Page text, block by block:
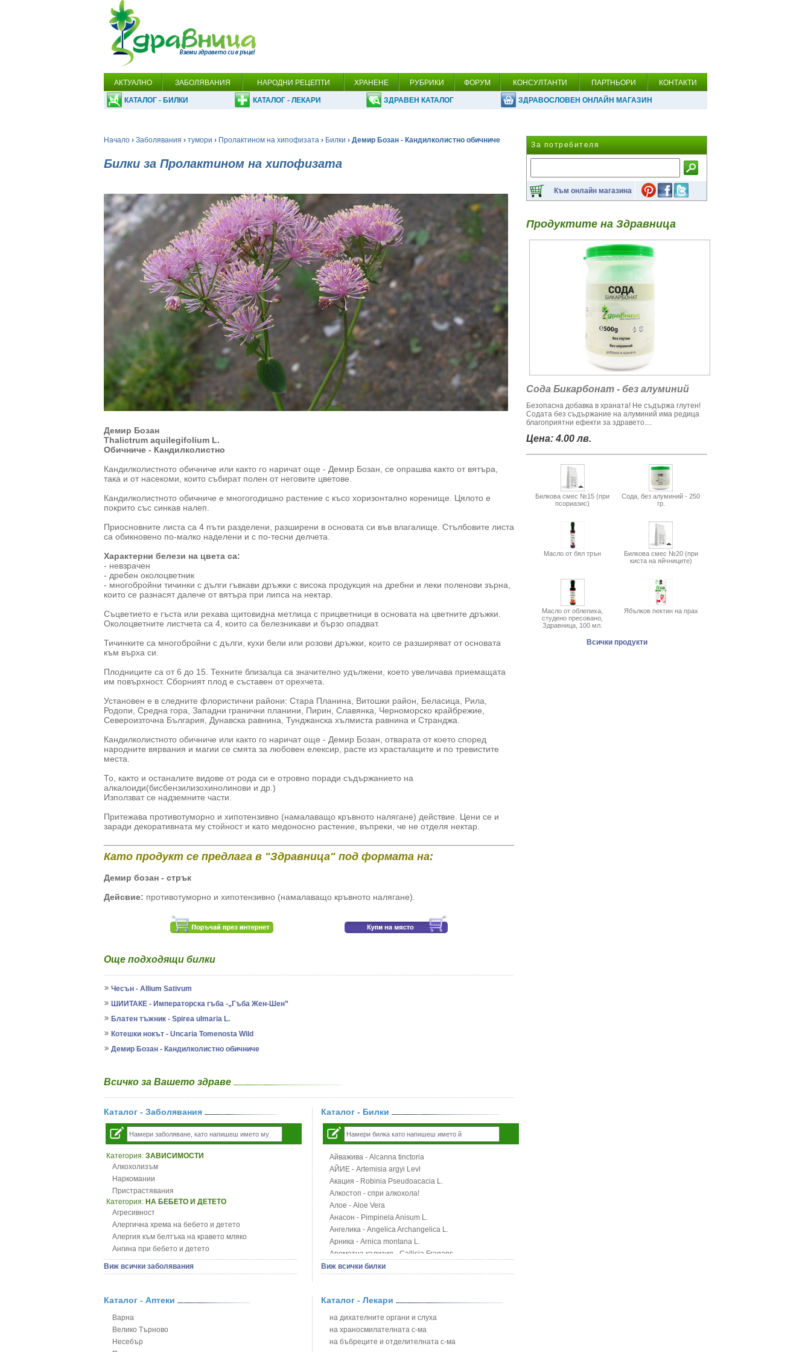
АКТУАЛНО ЗАБОЛЯВАНИЯ НАРОДНИ РЕЦЕПТИ ХРАНЕНЕ РУБРИКИ ФОРУМ КОНСУЛТАНТИ ПАРТНЬОРИ КОНТАКТИ
КАТАЛОГ - БИЛКИ КАТАЛОГ - ЛЕКАРИ ЗДРАВЕН КАТАЛОГ ЗДРАВОСЛОВЕН ОНЛАЙН МАГАЗИН
Начало › Заболявания › тумори › Пролактином на хипофизата › Билки › Демир Бозан - Кандилколистно обичниче
Билки за Пролактином на хипофизата
Демир Бозан
Thalictrum aquilegifolium L.
Обичниче - Кандилколистно
Кандилколистното обичниче или както го наричат още - Демир Бозан, се опрашва както от вятъра,
така и от насекоми, които събират полен от неговите цветове.
Кандилколистното обичниче е многогодишно растение с късо хоризонтално коренище. Цялото е
покрито със синкав налеп.
Приосновните листа са 4 пъти разделени, разширени в основата си във влагалище. Стълбовите листа
са обикновено по-малко наделени и с по-тесни делчета.
Характерни белези на цвета са:
- невзрачен
- дребен околоцветник
- многобройни тичинки с дълги гъвкави дръжки с висока продукция на дребни и леки поленови зърна,
които се разнасят далече от вятъра при липса на нектар.
Съцветието е гъста или рехава щитовидна метлица с прицветници в основата на цветните дръжки.
Околоцветните листчета са 4, които са белезникави и бързо опадват.
Тичинките са многобройни с дълги, кухи бели или розови дръжки, които се разширяват от основата
към върха си.
Плодниците са от 6 до 15. Техните близалца са значително удължени, което увеличава приемащата
им повърхност. Сборният плод е съставен от орехчета.
Установен е в следните флористични райони: Стара Планина, Витошки район, Беласица, Рила,
Родопи, Средна гора, Западни гранични планини, Пирин, Славянка, Черноморско крайбрежие,
Североизточна България, Дунавска равнина, Тунджанска хълмиста равнина и Странджа.
Кандилколистното обичниче или както го наричат още - Демир Бозан, отварата от което според
народните вярвания и магии се смята за любовен елексир, расте из храсталаците и по тревистите
места.
То, както и останалите видове от рода си е отровно поради съдържанието на
алкалоиди(бисбензилизохинолинови и др.)
Използват се надземните части.
Притежава противотуморно и хипотензивно (намалаващо кръвното налягане) действие. Цени се и
заради декоративната му стойност и като медоносно растение, въпреки, че не отделя нектар.
Като продукт се предлага в "Здравница" под формата на:
Демир бозан - стрък
Дейсвие: противотуморно и хипотензивно (намалаващо кръвното налягане).
Още подходящи билки
Чесън - Allium Sativum
ШИИТАКЕ - Императорска гъба -„Гъба Жен-Шен”
Блатен тъжник - Spirea ulmaria L.
Котешки нокът - Uncaria Tomenosta Wild
Демир Бозан - Кандилколистно обичниче
Всичко за Вашето здраве
Каталог - Заболявания
Категория: ЗАВИСИМОСТИ
Алкохолизъм
Наркомании
Пристрастявания
Категория: НА БЕБЕТО И ДЕТЕТО
Агресивност
Алергична хрема на бебето и детето
Алергия към белтъка на кравето мляко
Ангина при бебето и детето
Анемия при бебето и детето
Апетит - пълни деца
Безапетитие при бебето и детето
Бронхит и пневмония при деца
Варицела
Висока температура на бебето и детето
Виж всички заболявания
Каталог - Билки
Айважива - Alcanna tinctoria
АЙИЕ - Artemisia argyi Levl
Акация - Robinia Pseudoacacia L.
Алкостоп - спри алкохола!
Алое - Aloe Vera
Анасон - Pimpinela Anisum L.
Ангелика - Angelica Archangelica L.
Арника - Arnica montana L.
Ароматна кализия - Callisia Fragans
Арония - Sorbus melanocorpa
Блатен аир - Acorus calamus L.
Блатен тъжник - Spirea ulmaria L.
Блян
Бобови шушулки - Phaseolus Vulgaris L.
Божур - Paeonia Decora
Виж всички билки
Каталог - Аптеки
Варна
Велико Търново
Несебър
Каталог - Лекари
на дихателните органи и слуха
на храносмилателната с-ма
на бъбреците и отделителната с-ма
За потребителя
Към онлайн магазина
Продуктите на Здравница
Сода Бикарбонат - без алуминий
Безопасна добавка в храната! Не съдържа глутен!
Содата без съдържание на алуминий има редица
благоприятни ефекти за здравето....
Цена: 4.00 лв.
Билкова смес №15 (при
псориазис)
Сода, без алуминий - 250
гр.
Масло от бял трън
Билкова смес №20 (при
киста на яйчниците)
Масло от облепиха,
студено пресовано,
Здравница, 100 мл.
Ябълков пектин на прах
Всички продукти